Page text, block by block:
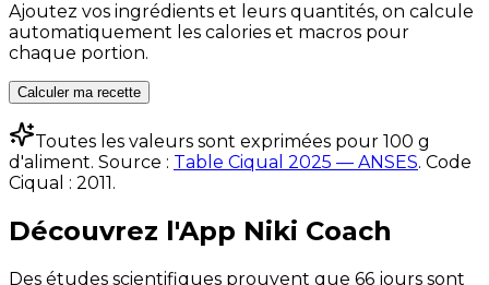
Ajoutez vos ingrédients et leurs quantités, on calcule
automatiquement les calories et macros pour
chaque portion.
Calculer ma recette
Toutes les valeurs sont exprimées pour 100 g
d'aliment. Source : Table Ciqual 2025 — ANSES. Code
Ciqual : 2011 .
Découvrez l'App Niki Coach
Des études scientifiques prouvent que 66 jours sont